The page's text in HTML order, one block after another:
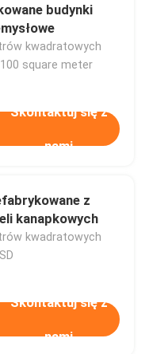
budynki
kwadratowych
square meter
Skontaktuj się z
nami
z
kanapkowych
kwadratowych
Skontaktuj się z
nami